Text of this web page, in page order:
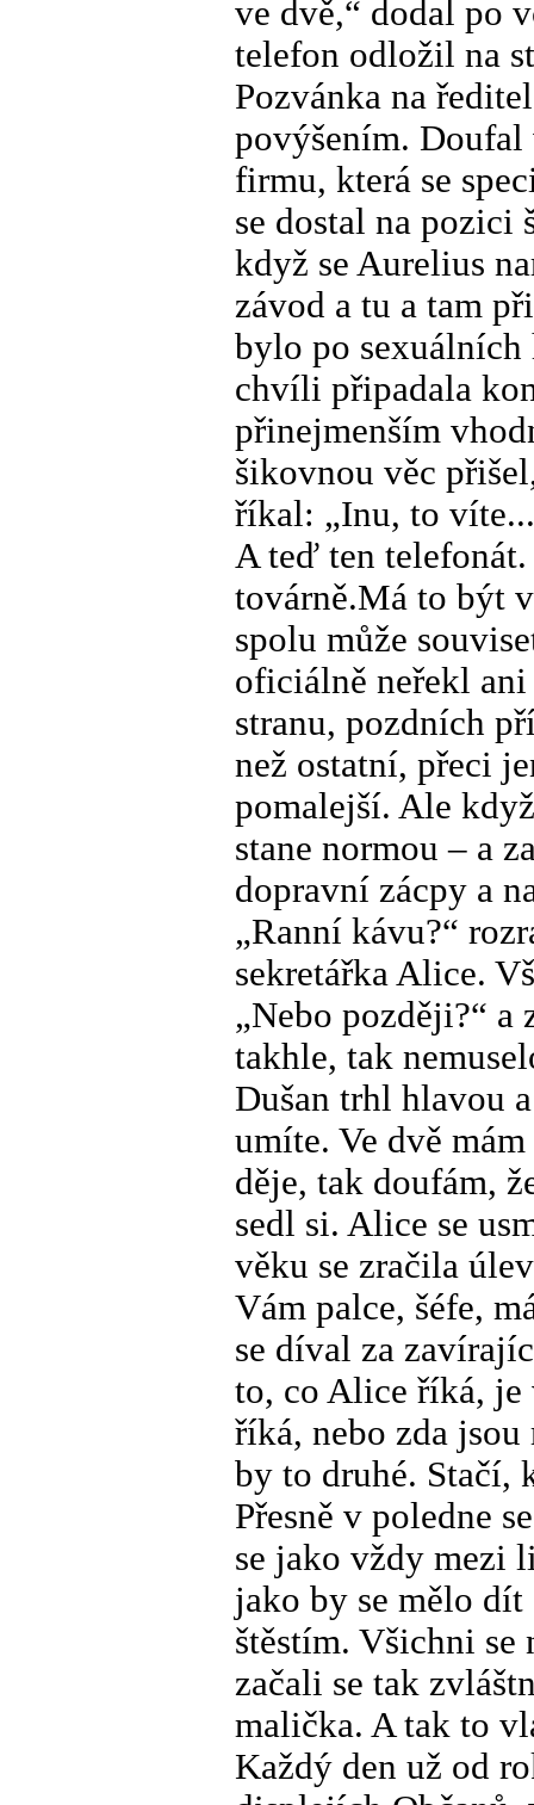
ve dvě,“ dodal po
telefon odložil na
Pozvánka na
povýšením.
firmu, která se
se dostal na pozici
když se Aurelius
závod a tu a tam
bylo po sexuálních
chvíli připadala
přinejmenším
šikovnou věc
říkal: „Inu, to
A teď ten
továrně.Má to být
spolu může
oficiálně neřekl
stranu, pozdních
než ostatní, přeci
pomalejší. Ale
stane normou – a
dopravní zácpy a
„Ranní kávu?“
sekretářka Alice.
„Nebo později?“
takhle, tak
Dušan trhl hlavou
umíte. Ve dvě
děje, tak doufám,
sedl si. Alice se
věku se zračila
Vám palce, šéfe,
se díval za
to, co Alice říká, je
říká, nebo zda
by to druhé. Stačí,
Přesně v poledne
se jako vždy mezi
jako by se mělo
štěstím. Všichni se
začali se tak
malička. A tak to
Každý den už od